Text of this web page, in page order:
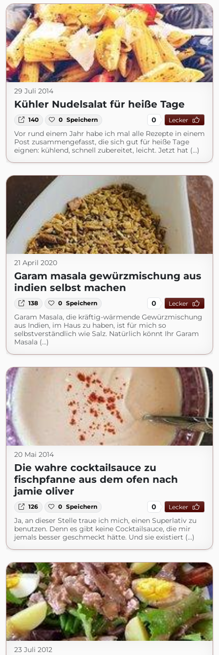
29 Juli 2014
Kühler Nudelsalat für heiße Tage
140 0 Speichern 0 Lecker
Vor rund einem Jahr habe ich mal alle Rezepte in einem
Post zusammengefasst, die sich gut für heiße Tage
eignen: kühlend, schnell zubereitet, leicht. Jetzt hat (...)
21 April 2020
Garam masala gewürzmischung aus
indien selbst machen
138 0 Speichern 0 Lecker
Garam Masala, die kräftig-wärmende Gewürzmischung
aus Indien, im Haus zu haben, ist für mich so
selbstverständlich wie Salz. Natürlich könnt Ihr Garam
Masala (...)
20 Mai 2014
Die wahre cocktailsauce zu
fischpfanne aus dem ofen nach
jamie oliver
126 0 Speichern 0 Lecker
Ja, an dieser Stelle traue ich mich, einen Superlativ zu
benutzen. Denn es gibt keine Cocktailsauce, die mir
jemals besser geschmeckt hätte. Und sie existiert (...)
23 Juli 2012